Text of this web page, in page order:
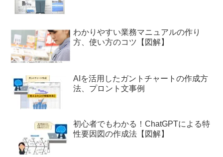
わかりやすい業務マニュアルの作り
方、使い方のコツ【図解】
AIを活用したガントチャートの作成方
法、プロント文事例
初心者でもわかる！ChatGPTによる特
性要因図の作成法【図解】